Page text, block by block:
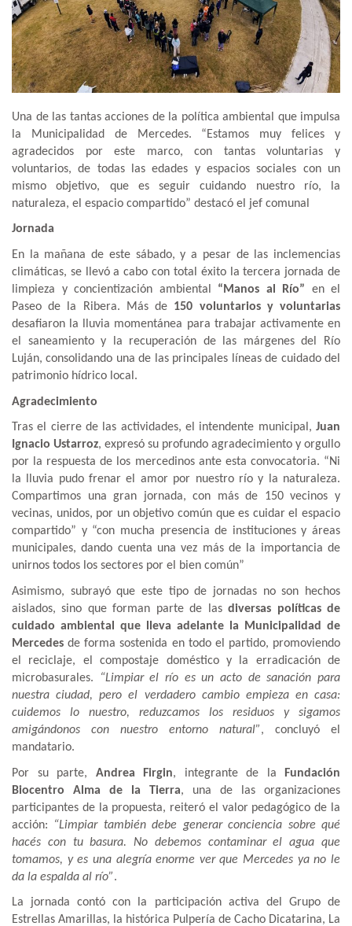
Una de las tantas acciones de la política ambiental que impulsa
la Municipalidad de Mercedes. “Estamos muy felices y
agradecidos por este marco, con tantas voluntarias y
voluntarios, de todas las edades y espacios sociales con un
mismo objetivo, que es seguir cuidando nuestro río, la
naturaleza, el espacio compartido” destacó el jef comunal
Jornada
En la mañana de este sábado, y a pesar de las inclemencias
climáticas, se llevó a cabo con total éxito la tercera jornada de
limpieza y concientización ambiental “Manos al Río” en el
Paseo de la Ribera. Más de 150 voluntarios y voluntarias
desafiaron la lluvia momentánea para trabajar activamente en
el saneamiento y la recuperación de las márgenes del Río
Luján, consolidando una de las principales líneas de cuidado del
patrimonio hídrico local.
Agradecimiento
Tras el cierre de las actividades, el intendente municipal, Juan
Ignacio Ustarroz, expresó su profundo agradecimiento y orgullo
por la respuesta de los mercedinos ante esta convocatoria. “Ni
la lluvia pudo frenar el amor por nuestro río y la naturaleza.
Compartimos una gran jornada, con más de 150 vecinos y
vecinas, unidos, por un objetivo común que es cuidar el espacio
compartido” y “con mucha presencia de instituciones y áreas
municipales, dando cuenta una vez más de la importancia de
unirnos todos los sectores por el bien común”
Asimismo, subrayó que este tipo de jornadas no son hechos
aislados, sino que forman parte de lasdiversas políticas de
cuidado ambiental que lleva adelante la Municipalidad de
Mercedes de forma sostenida en todo el partido, promoviendo
el reciclaje, el compostaje doméstico y la erradicación de
microbasurales.
“Limpiar el río es un acto de sanación para
nuestra ciudad, pero el verdadero cambio empieza en casa:
cuidemos lo nuestro, reduzcamos los residuos y sigamos
amigándonos con nuestro entorno natural”, concluyó el
mandatario.
Por su parte, Andrea Firgin, integrante de la
Fundación
Biocentro Alma de la Tierra, una de las organizaciones
participantes de la propuesta, reiteró el valor pedagógico de la
acción: “Limpiar también debe generar conciencia sobre qué
hacés con tu basura. No debemos contaminar el agua que
tomamos, y es una alegría enorme ver que Mercedes ya no le
da la espalda al río”.
La jornada contó con la participación activa del Grupo de
Estrellas Amarillas, la histórica Pulpería de Cacho Dicatarina, La